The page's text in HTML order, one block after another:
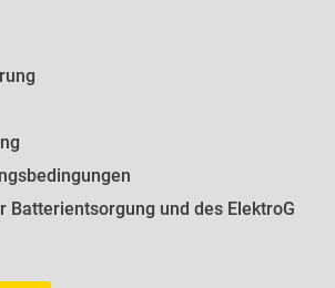
Batterientsorgung und des ElektroG